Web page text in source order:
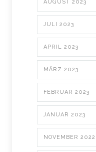
AUGUST 2023
JULI 2023
APRIL 2023
MÄRZ 2023
FEBRUAR 2023
JANUAR 2023
NOVEMBER 2022